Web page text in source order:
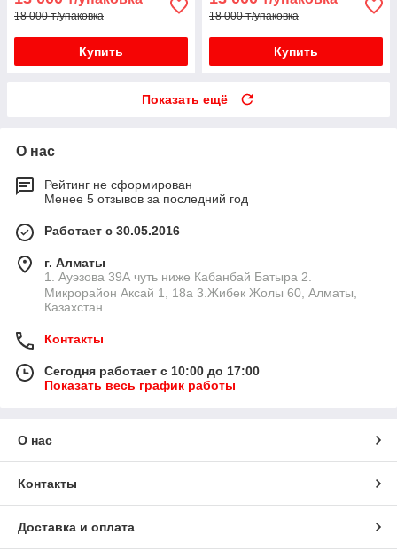
18 000 ₸/упаковка
Купить
18 000 ₸/упаковка
Купить
Показать ещё
О нас
Рейтинг не сформирован
Менее 5 отзывов за последний год
Работает с 30.05.2016
г. Алматы
1. Ауэзова 39А чуть ниже Кабанбай Батыра ㅤㅤㅤㅤㅤㅤㅤㅤㅤㅤㅤㅤㅤㅤ2. ​
Микрорайон Аксай 1, 18а 3.Жибек Жолы 60, Алматы,
Казахстан
Контакты
Сегодня работает с 10:00 до 17:00
Показать весь график работы
О нас
Контакты
Доставка и оплата